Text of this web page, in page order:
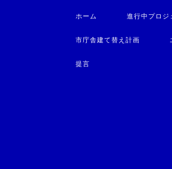
ホーム 進行中プロジ
市庁舎建て替え計画
提言